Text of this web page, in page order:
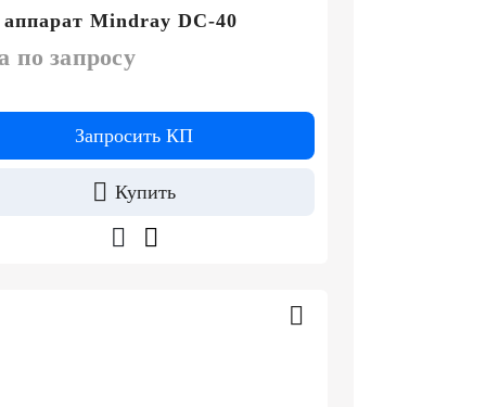
Mindray DC-40
по запросу
Запросить КП
Купить